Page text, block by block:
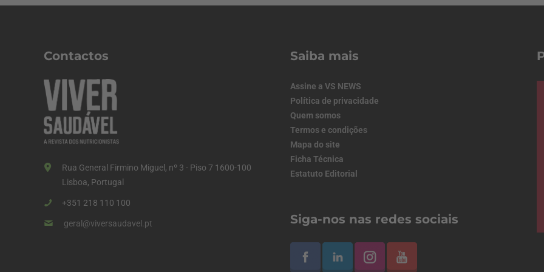
Contactos
Rua General Firmino Miguel, nº 3 - Piso 7 1600-100
Lisboa, Portugal
+351 218 110 100
geral@viversaudavel.pt
Saiba mais
Assine a VS NEWS
Política de privacidade
Quem somos
Termos e condições
Mapa do site
Ficha Técnica
Estatuto Editorial
Siga-nos nas redes sociais